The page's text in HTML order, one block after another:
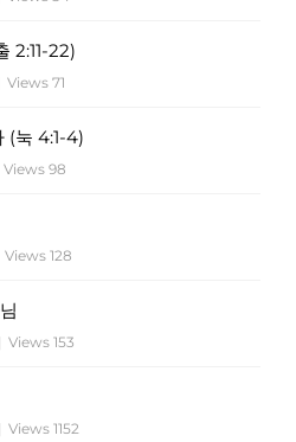
2:11-22)
Views 71
(눅 4:1-4)
Views 98
Views 128
Views 153
Views 1152